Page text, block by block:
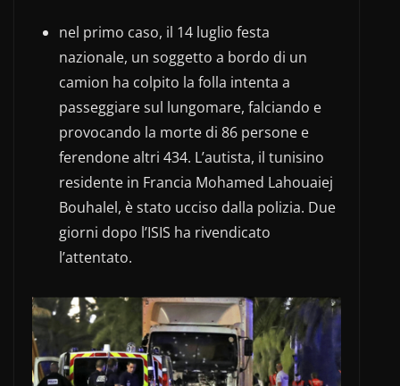
nel primo caso, il 14 luglio festa
nazionale, un soggetto a bordo di un
camion ha colpito la folla intenta a
passeggiare sul lungomare, falciando e
provocando la morte di 86 persone e
ferendone altri 434. L’autista, il tunisino
residente in Francia Mohamed Lahouaiej
Bouhalel, è stato ucciso dalla polizia. Due
giorni dopo l’ISIS ha rivendicato
l’attentato.